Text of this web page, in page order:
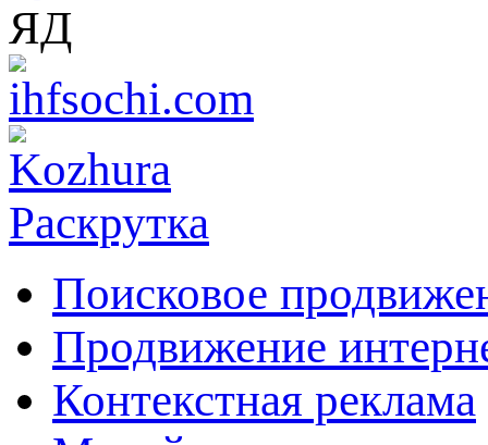
ЯД
Раскрутка
Поисковое
Продвижение
Контекстная реклама